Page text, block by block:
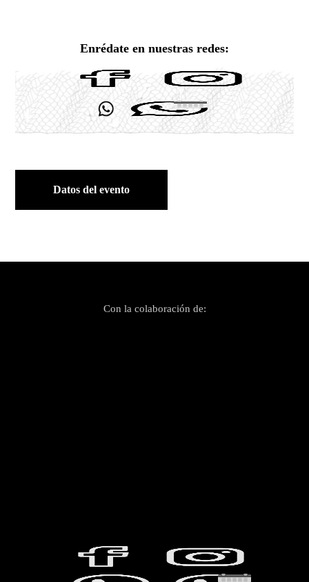
Enrédate en nuestras redes:
Datos del evento
Con la colaboración de: